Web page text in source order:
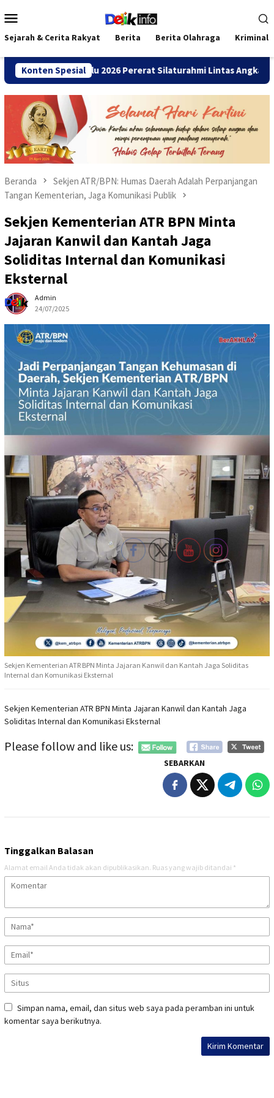
ke
kontenMobile
Sejarah & Cerita Rakyat Berita Berita Olahraga Kriminal
Konten Spesial
Bengkulu 2026 Pererat Silaturahmi Lintas Angkatan
Beranda
Sekjen ATR/BPN: Humas Daerah Adalah Perpanjangan
Tangan Kementerian, Jaga Komunikasi Publik
Sekjen Kementerian ATR BPN Minta
Jajaran Kanwil dan Kantah Jaga
Soliditas Internal dan Komunikasi
Eksternal
Admin
24/07/2025
Sekjen Kementerian ATR BPN Minta Jajaran Kanwil dan Kantah Jaga Soliditas
Internal dan Komunikasi Eksternal
Sekjen Kementerian ATR BPN Minta Jajaran Kanwil dan Kantah Jaga
Soliditas Internal dan Komunikasi Eksternal
Please follow and like us:
SEBARKAN
Tinggalkan Balasan
Alamat email Anda tidak akan dipublikasikan. Ruas yang wajib ditandai *
Simpan nama, email, dan situs web saya pada peramban ini untuk
komentar saya berikutnya.